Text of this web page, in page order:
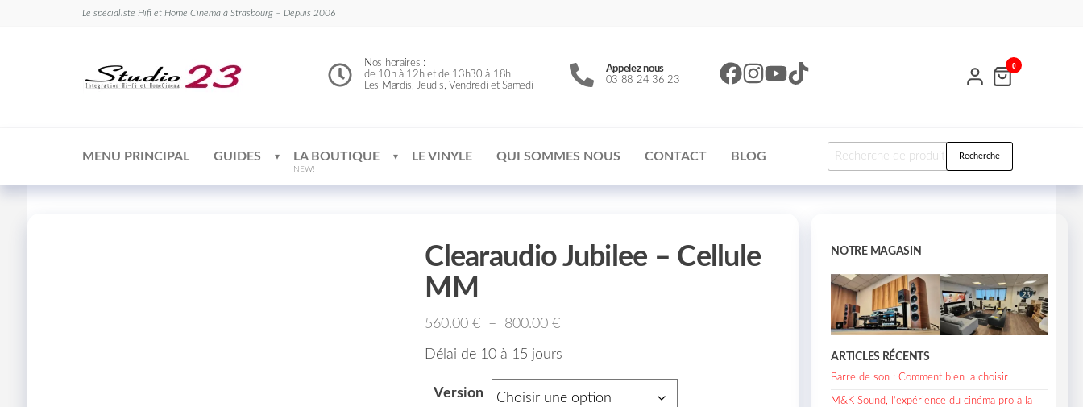
Le spécialiste Hifi et Home Cinema à Strasbourg – Depuis 2006
Nos horaires :
de 10h à 12h et de 13h30 à 18h
Les Mardis, Jeudis, Vendredi et Samedi
Appelez nous
03 88 24 36 23
0
MENU PRINCIPAL GUIDES LA BOUTIQUE
NEW!
LE VINYLE QUI SOMMES NOUS CONTACT BLOG Recherche
Clearaudio Jubilee – Cellule
MM
560.00€ – 800.00€
Délai de 10 à 15 jours
Version
NOTRE MAGASIN
ARTICLES RÉCENTS
Barre de son : Comment bien la choisir
M&K Sound, l’expérience du cinéma pro à la